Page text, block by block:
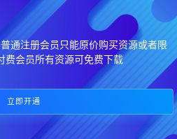
通注册会员只能原价购买资源或者限
费会员所有资源可免费下载
立即开通